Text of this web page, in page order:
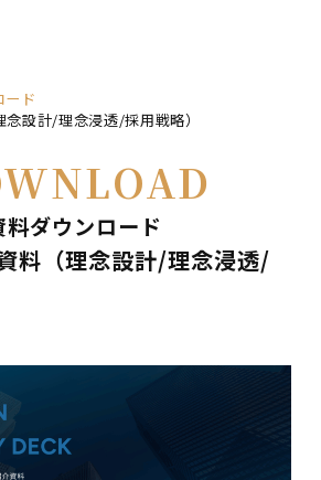
ード
設計/理念浸透/採用戦略）
料ダウンロード
料（理念設計/理念浸透/